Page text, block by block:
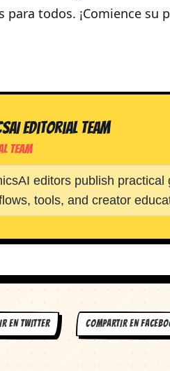
para todos. ¡Comience
Editorial Team
Team
editors publish
tools, and creator
EN TWITTER COMPARTIR EN